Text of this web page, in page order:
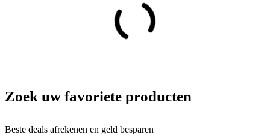
Zoek uw favoriete producten
Beste deals afrekenen en geld besparen